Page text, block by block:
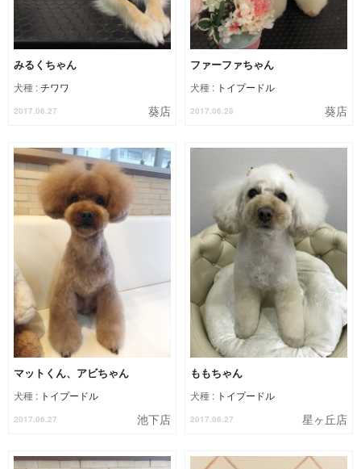
みるくちゃん
犬種 :チワワ
2017.06.27 葵店
ファーファちゃん
犬種 : トイプードル
2017.06.28 葵店
マットくん、アビちゃん
犬種 : トイプードル
2017.06.27 池下店
ももちゃん
犬種 : トイプードル
2017.06.27 星ヶ丘店